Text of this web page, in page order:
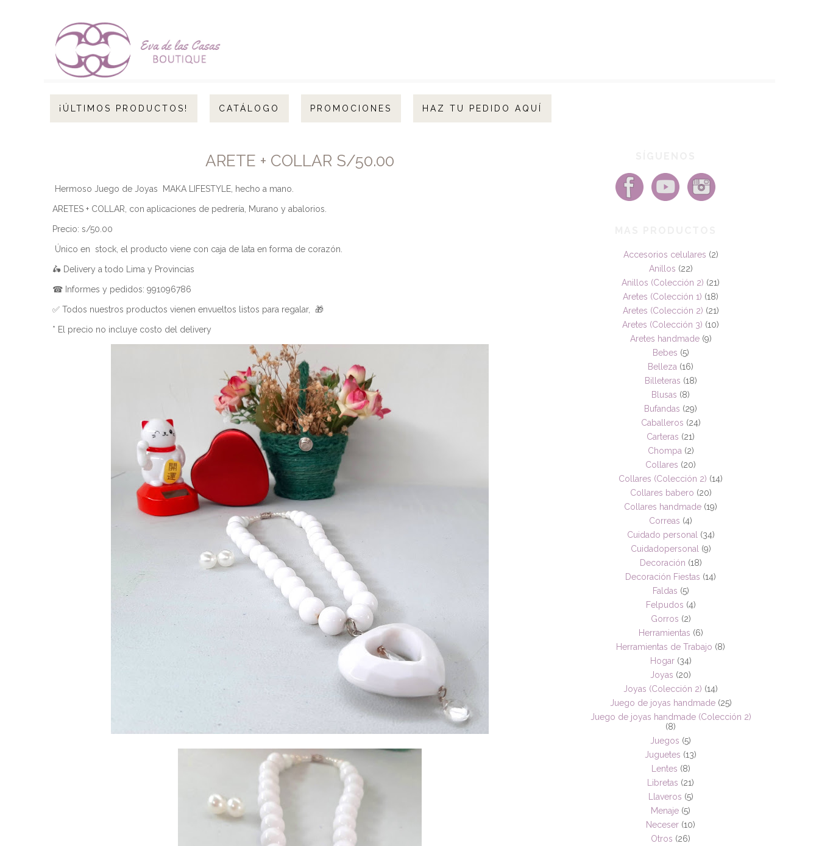
¡ÚLTIMOS PRODUCTOS! CATÁLOGO PROMOCIONES HAZ TU PEDIDO AQUÍ
ARETE + COLLAR S/50.00
Hermoso Juego de Joyas MAKA LIFESTYLE, hecho a mano.
ARETES + COLLAR, con aplicaciones de pedrería, Murano y abalorios.
Precio: s/50.00
Único en stock, el producto viene con caja de lata en forma de corazón.
🛵 Delivery a todo Lima y Provincias
☎ Informes y pedidos: 991096786
✅ Todos nuestros productos vienen envueltos listos para regalar, 🎁
* El precio no incluye costo del delivery
Accesorios celulares (2)
Anillos (22)
Anillos (Colección 2) (21)
Aretes (Colección 1) (18)
Aretes (Colección 2) (21)
Aretes (Colección 3) (10)
Aretes handmade (9)
Bebes (5)
Belleza (16)
Billeteras (18)
Blusas (8)
Bufandas (29)
Caballeros (24)
Carteras (21)
Chompa (2)
Collares (20)
Collares (Colección 2) (14)
Collares babero (20)
Collares handmade (19)
Correas (4)
Cuidado personal (34)
Cuidadopersonal (9)
Decoración (18)
Decoración Fiestas (14)
Faldas (5)
Felpudos (4)
Gorros (2)
Herramientas (6)
Herramientas de Trabajo (8)
Hogar (34)
Joyas (20)
Joyas (Colección 2) (14)
Juego de joyas handmade (25)
Juego de joyas handmade (Colección 2)
(8)
Juegos (5)
Juguetes (13)
Lentes (8)
Libretas (21)
Llaveros (5)
Menaje (5)
Neceser (10)
Otros (26)